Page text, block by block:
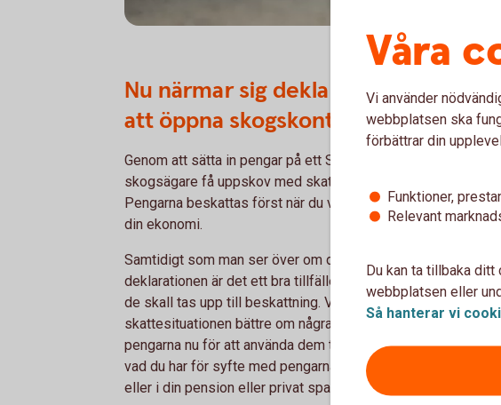
Nu närmar sig deklarationstider och
att öppna skogskonto.
Genom att sätta in pengar på ett Skogskonto i samband med
skogsägare få uppskov med skatten på en del av din
Pengarna beskattas först när du väljer att ta ut dem. Det ger
din ekonomi.
Samtidigt som man ser över om det behövs ett nytt
deklarationen är det ett bra tillfälle att se över vilka tidigare
de skall tas upp till beskattning. Vad har du tänkt använda
skattesituationen bättre om några år när kontot går ut eller är
pengarna nu för att använda dem till något annat? Det är bra
vad du har för syfte med pengarna. Är planen
eller i din pension eller privat sparande
Våra
Vi använder
webbplatsen ska
förbättrar din
Funktioner,
Relevant
Du kan ta tillbaka
webbplatsen eller
Så hanterar vi